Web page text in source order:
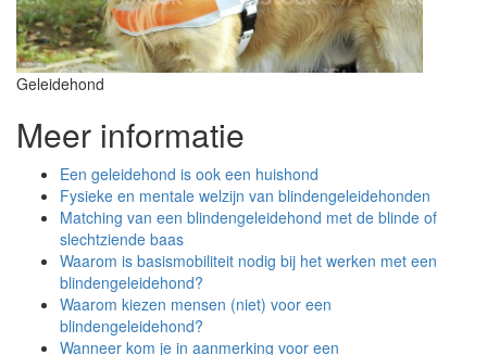
Geleidehond
Meer informatie
Een geleidehond is ook een huishond
Fysieke en mentale welzijn van blindengeleidehonden
Matching van een blindengeleidehond met de blinde of
slechtziende baas
Waarom is basismobiliteit nodig bij het werken met een
blindengeleidehond?
Waarom kiezen mensen (niet) voor een
blindengeleidehond?
Wanneer kom je in aanmerking voor een